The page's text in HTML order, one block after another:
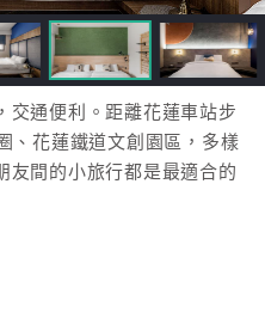
交通便利。距離花蓮車站步
、花蓮鐵道文創園區，多樣
友間的小旅行都是最適合的